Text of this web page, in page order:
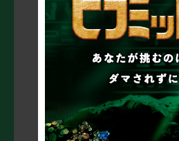
途中までヒ
「!?」って
ところは
果楽しかっ